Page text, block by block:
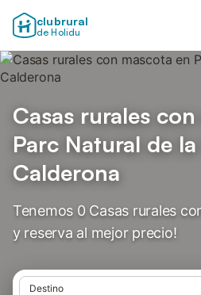
clubrural
de Holidu
Casas rurales
Parc Natural de la
Calderona
Tenemos 0 Casas rurales
y reserva al mejor precio!
Destino